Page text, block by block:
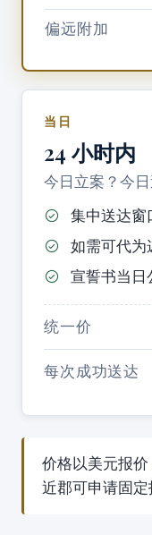
偏远附加
当日
24 小时内
今日立案？今日
集中送达窗
如需可代为
宣誓书当日
统一价
每次成功送达
价格以美元报
近郡可申请固定